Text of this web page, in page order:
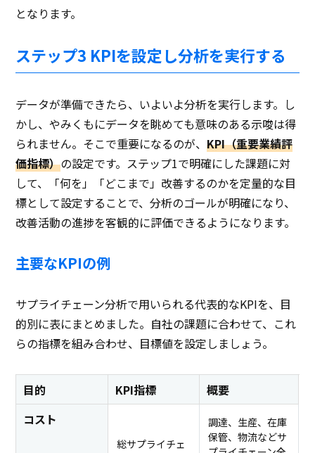
となります。
ステップ3 KPIを設定し分析を実行する
データが準備できたら、いよいよ分析を実行します。し
かし、やみくもにデータを眺めても意味のある示唆は得
られません。そこで重要になるのが、KPI（重要業績評
価指標）の設定です。ステップ1で明確にした課題に対
して、「何を」「どこまで」改善するのかを定量的な目
標として設定することで、分析のゴールが明確になり、
改善活動の進捗を客観的に評価できるようになります。
主要なKPIの例
サプライチェーン分析で用いられる代表的なKPIを、目
的別に表にまとめました。自社の課題に合わせて、これ
らの指標を組み合わせ、目標値を設定しましょう。
目的 KPI指標
概要
コスト
総サプライチェ
調達、生産、在庫
保管、物流などサ